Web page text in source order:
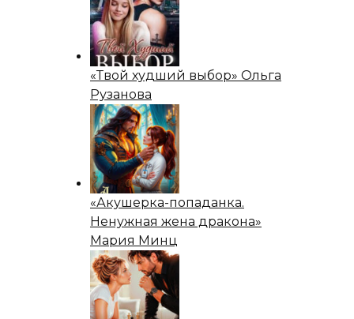
«Твой худший выбор» Ольга
Рузанова
«Акушерка-попаданка.
Ненужная жена дракона»
Мария Минц